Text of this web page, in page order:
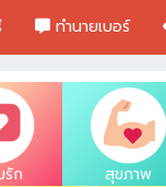
ทำนายเบอร์
รัก สุขภาพ